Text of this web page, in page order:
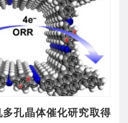
孔晶体催化研究取得